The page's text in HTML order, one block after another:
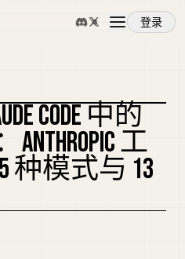
登录
13 步）
复刻封面
CODE 中的
工
种模式与 13